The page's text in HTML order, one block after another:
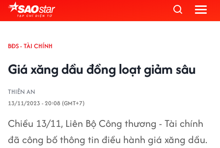
BĐS - TÀI CHÍNH
Giá xăng dầu đồng loạt giảm sâu
THIÊN AN
13/11/2023 - 20:08 (GMT+7)
Chiều 13/11, Liên Bộ Công thương - Tài chính
đã công bố thông tin điều hành giá xăng dầu.